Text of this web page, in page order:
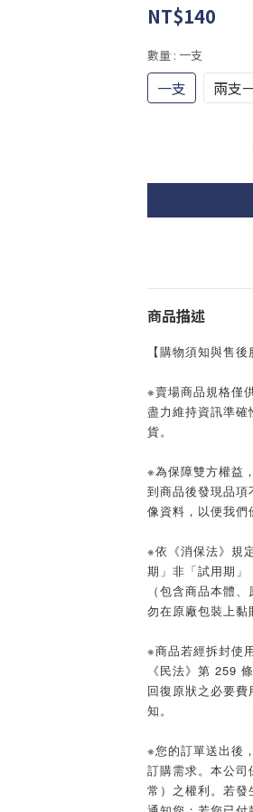
NT$140
數量 : 一支
一支 兩支
商品描述
【購物須知與售後
※賣場商品規格僅
盡力維持資訊準
貨。
※為保障雙方權益
到商品後發現品
像資料，以便我們
※依《消保法》規
期」非「試用期
（包含商品本體
勿在原廠包裝上黏
※商品若經拆封使
《民法》第 259
回復原狀之必要
知。
※您的訂單送出後
訂購需求。本公
常）之權利。若